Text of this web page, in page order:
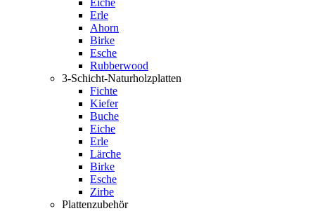
Eiche
Erle
Ahorn
Birke
Esche
Rubberwood
3-Schicht-Naturholzplatten
Fichte
Kiefer
Buche
Eiche
Erle
Lärche
Birke
Esche
Zirbe
Plattenzubehör